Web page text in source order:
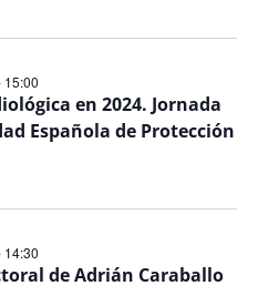
en 2024. Jornada
Española de Protección
15:00
de Adrián Caraballo
14:30